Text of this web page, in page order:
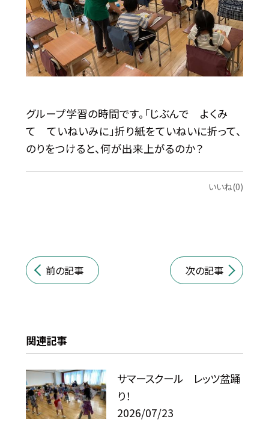
グループ学習の時間です。「じぶんで よくみ
て ていねいみに」折り紙をていねいに折って、
のりをつけると、何が出来上がるのか？
いいね(0)
前の記事 次の記事
関連記事
サマースクール レッツ盆踊
り！
2026/07/23